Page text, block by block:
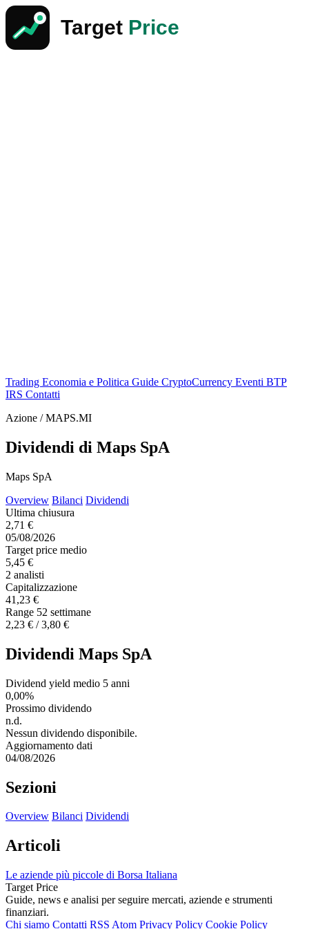
Trading Economia e Politica Guide CryptoCurrency Eventi BTP
IRS Contatti
Azione / MAPS.MI
Dividendi di Maps SpA
Maps SpA
Overview Bilanci Dividendi
Ultima chiusura
2,71 €
05/08/2026
Target price medio
5,45 €
2 analisti
Capitalizzazione
41,23 €
Range 52 settimane
2,23 € / 3,80 €
Dividendi Maps SpA
Dividend yield medio 5 anni
0,00%
Prossimo dividendo
n.d.
Nessun dividendo disponibile.
Aggiornamento dati
04/08/2026
Sezioni
Overview Bilanci Dividendi
Articoli
Le aziende più piccole di Borsa Italiana
Target Price
Guide, news e analisi per seguire mercati, aziende e strumenti
finanziari.
Chi siamo Contatti RSS Atom Privacy Policy Cookie Policy